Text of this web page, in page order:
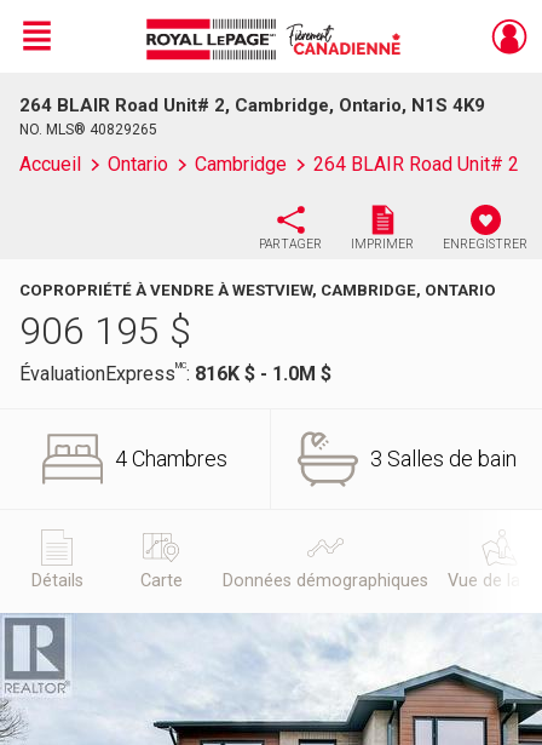
Live
En Direct
Menu
264 BLAIR Road Unit# 2, Cambridge, Ontario, N1S 4K9
NO. MLS® 40829265
Accueil Ontario Cambridge 264 BLAIR Road Unit# 2
PARTAGER IMPRIMER ENREGISTRER
COPROPRIÉTÉ À VENDRE À WESTVIEW, CAMBRIDGE, ONTARIO
906 195 $
ÉvaluationExpressMC: 816K $ - 1.0M $
4 Chambres 3 Salles de bain
Détails Carte Données démographiques Vue de la